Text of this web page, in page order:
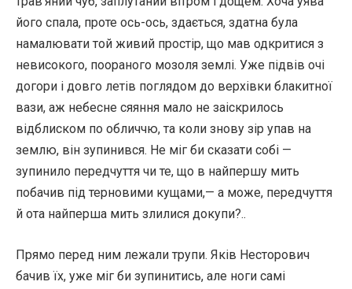
його спала, проте ось-ось, здається, здатна була
намалювати той живий простір, що мав одкритися з
невисокого, поораного мозоля землі. Уже підвів очі
догори і довго летів поглядом до верхівки блакитної
вази, аж небесне сяяння мало не заіскрилось
відблиском по обличчю, та коли знову зір упав на
землю, він зупинився. Не міг би сказати собі —
зупинило передчуття чи те, що в найпершу мить
побачив під терновими кущами,— а може, передчуття
й ота найперша мить злилися докупи?..
Прямо перед ним лежали трупи. Яків Несторович
бачив їх, уже міг би зупинитись, але ноги самі